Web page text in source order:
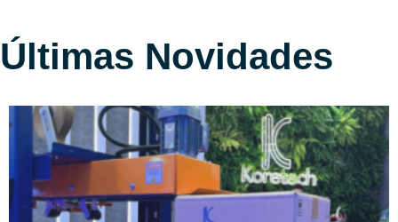
Últimas Novidades